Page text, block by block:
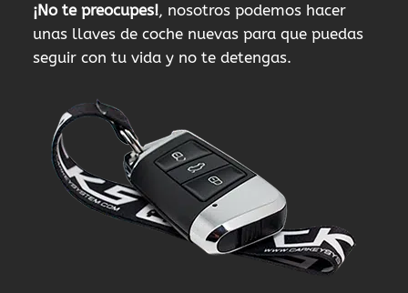
¡No te preocupes!, nosotros podemos hacer
unas llaves de coche nuevas para que puedas
seguir con tu vida y no te detengas.